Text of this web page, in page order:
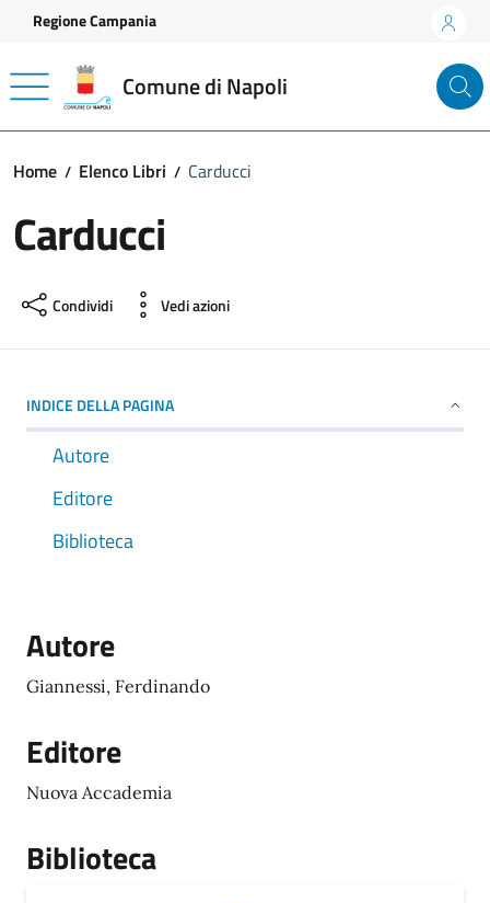
Vai ai contenuti
Vai al footer
Regione Campania
Comune di Napoli
Home Elenco Libri Carducci
Carducci
Condividi Vedi azioni
INDICE DELLA PAGINA
Autore
Editore
Biblioteca
Autore
Giannessi, Ferdinando
Editore
Nuova Accademia
Biblioteca